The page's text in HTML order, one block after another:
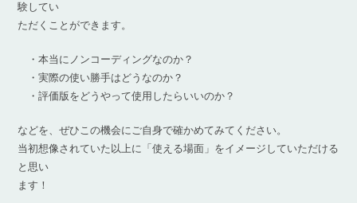
験してい
ただくことができます。
・本当にノンコーディングなのか？
・実際の使い勝手はどうなのか？
・評価版をどうやって使用したらいいのか？
などを、ぜひこの機会にご自身で確かめてみてください。
当初想像されていた以上に「使える場面」をイメージしていただける
と思い
ます！